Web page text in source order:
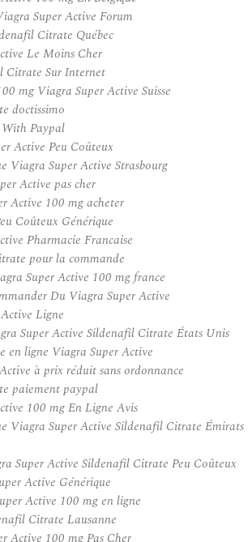
Super Active Forum
Citrate Québec
Le Moins Cher
Citrate Sur Internet
mg Viagra Super Active Suisse
doctissimo
Paypal
Active Peu Coûteux
Viagra Super Active Strasbourg
Active pas cher
Active 100 mg acheter
Coûteux Générique
Pharmacie Francaise
pour la commande
Super Active 100 mg france
Du Viagra Super Active
Ligne
Super Active Sildenafil Citrate États Unis
en ligne Viagra Super Active
à prix réduit sans ordonnance
paiement paypal
100 mg En Ligne Avis
Viagra Super Active Sildenafil Citrate Émirats
Super Active Sildenafil Citrate Peu Coûteux
Active Générique
Active 100 mg en ligne
Citrate Lausanne